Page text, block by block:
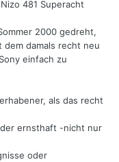
481 Superacht
2000 gedreht,
damals recht neu
einfach zu
als das recht
ernsthaft -nicht nur
oder